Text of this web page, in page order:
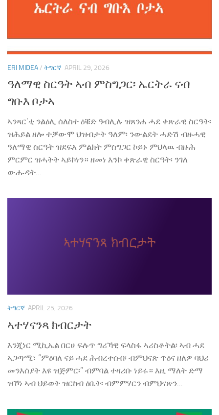
ERI MIDEA/ ትግርኛ APRIL 29, 2026
ዓለማዊ ስርዓት ኣብ ምስግጋር፡ ኤርትራ ናብ
ግቡእ ቦታኣ
ኣንጻር’ቲ ንልዕሊ ሰለስተ ዕቑድ ዓብሊሉ ዝጸንሐ ሓደ ቀጽራዊ ስርዓት፡
ዝሕይል ዘሎ ተቓውሞ ህዝብታት ዓለም፡ ንውልደት ሓድሽ ብዙሓዊ
ዓለማዊ ስርዓት ዝደፍእ ምልክት ምስግጋር ኮይኑ ምህላዉ ብዙሕ
ምርምር ዝሓትት ኣይኮነን። ዘመነ እንኮ ቀጽራዊ ስርዓት፡ ንገለ
ውሑዳት...
ትግርኛ APRIL 25, 2026
ኣተሃናንጻ ክብርታት
እንጂነር ሚኪኤል በርሀ ፍሉጥ ግሪኻዊ ፍላስፋ ኣሪስቶትል፡ ኣብ ሓደ
ኣጋጣሚ፣ “ምዕባለ ናይ ሓደ ሕብረተሰብ፡ ብምህናጽ ጥዕና ዘለዎ ባህሪ
መንእሰያት እዩ ዝጅምር፡” ብምባል ተዛሪቡ ነይሩ። እዚ ማለት ድማ
ዝኾነ ኣብ ህይወት ዝርከብ ዕቤት፡ ብምምሃርን ብምህናጽን...